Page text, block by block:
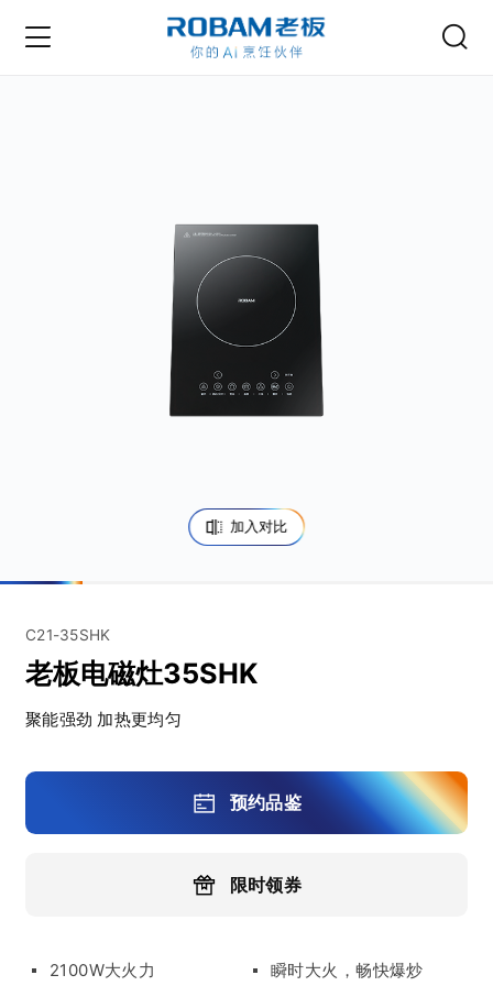
加入对比
C21-35SHK
老板电磁灶35SHK
聚能强劲 加热更均匀
预约品鉴
限时领券
2100W大火力 瞬时大火，畅快爆炒